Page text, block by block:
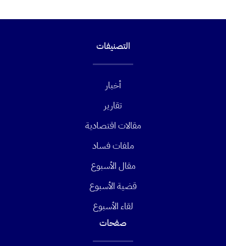
التصنيفات
أخبار
تقارير
مقالات اقتصادية
ملفات فساد
مقال الأسبوع
قضية الأسبوع
لقاء الأسبوع
صفحات